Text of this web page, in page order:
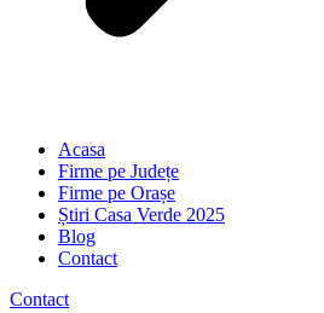
Acasa
Firme pe Județe
Firme pe Orașe
Știri Casa Verde 2025
Blog
Contact
Contact